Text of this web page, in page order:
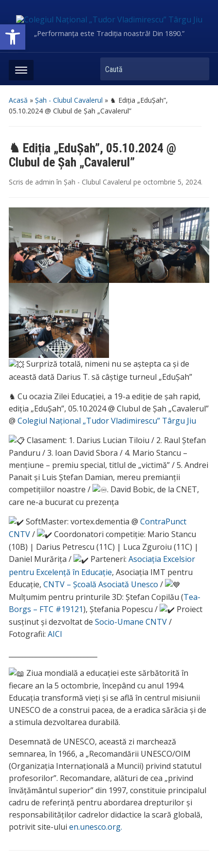
Deschide bara de unelte„Performanța este Tradiția noastră! Din 1890.”
Caută
Acasă » Șah - Clubul Cavalerul » ♞ Ediția „EduȘah”,
05.10.2024 @ Clubul de Șah „Cavalerul”
♞ Ediția „EduȘah”, 05.10.2024 @
Clubul de Șah „Cavalerul”
Scris de admin în Șah - Clubul Cavalerul pe octombrie 5, 2024.
Surpriză totală, nimeni nu se aștepta ca și de
această dată Darius T. să câștige turneul „EduȘah”
♞ Cu ocazia Zilei Educației, a 19-a ediție de șah rapid,
ediția „EduȘah”, 05.10.2024 @ Clubul de Șah „Cavalerul”
@ Colegiul Național „Tudor Vladimirescu” Târgu Jiu
Clasament: 1. Darius Lucian Tiloiu / 2. Raul Ștefan
Panduru / 3. Ioan David Sbora / 4. Mario Stancu –
mențiune – premiu special, titlul de „victimă” / 5. Andrei
Panait și Luis Ștefan Damian, mereu premianții
competițiilor noastre /
. David Bobic, de la CNET,
care ne-a bucurat cu prezența
SoftMaster: vortex.dementia @ ContraPunct
CNTV/
Coordonatori competiție: Mario Stancu
(10B) | Darius Petrescu (11C) | Luca Zguroiu (11C) |
Daniel Murărița /
Parteneri: Asociația Excelsior
pentru Excelență în Educație, Asociația IMT pentru
Educație, CNTV – Școală Asociată Unesco /
Mulțumim pentru printurile 3D: Ștefan Copilău (Tea-
Borgs – FTC #19121), Ștefania Popescu /
Proiect
susținut și dezvoltat de Socio-Umane CNTV/
Fotografii: AICI
Ziua mondială a educaţiei este sărbătorită în
fiecare an la 5 octombrie, începând cu anul 1994.
Educaţia transformă vieţi şi se află în centrul misiunii
UNESCO de a construi pacea, de a eradica sărăcia şi de
a stimula dezvoltarea durabilă.
Desemnată de UNESCO, această zi marchează
semnarea, în 1966, a „Recomandării UNESCO/OIM
(Organizaţia Internaţională a Muncii) privind statutul
profesorilor”. Recomandare, alături de cea „privind
învăţământul superior” din 1997, constituie principalul
cadru de referinţă pentru abordarea drepturilor şi
responsabilităţilor cadrelor didactice la scară globală,
potrivit site-ului en.unesco.org.